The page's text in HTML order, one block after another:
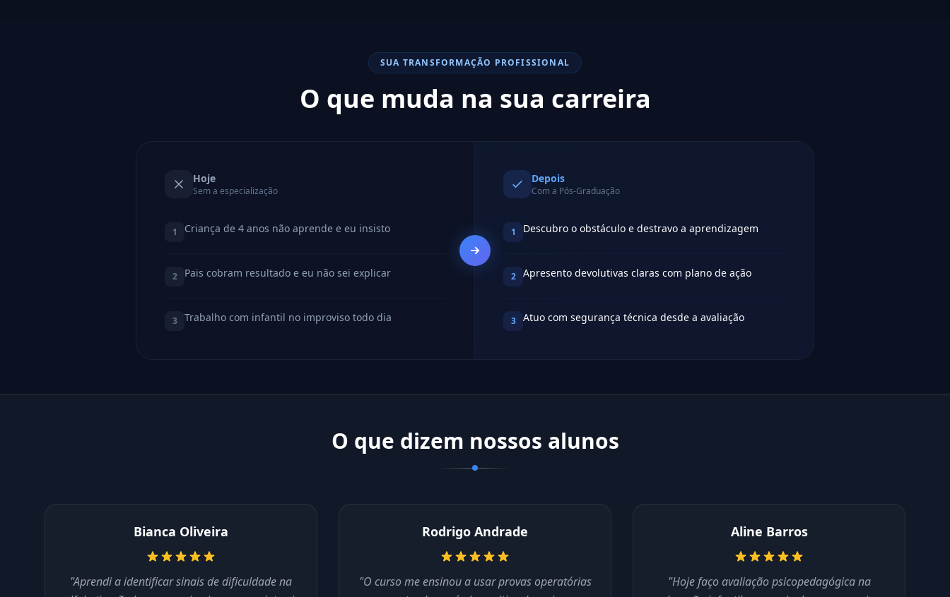
SUA TRANSFORMAÇÃO PROFISSIONAL
O que muda na sua carreira
Hoje
Sem a especialização
1 Criança de 4 anos não aprende e eu insisto
2 Pais cobram resultado e eu não sei explicar
3 Trabalho com infantil no improviso todo dia
Depois
Com a Pós-Graduação
1 Descubro o obstáculo e destravo a aprendizagem
2 Apresento devolutivas claras com plano de ação
3 Atuo com segurança técnica desde a avaliação
O que dizem nossos alunos
Bianca Oliveira
"Aprendi a identificar sinais de dificuldade na
Rodrigo Andrade
"O curso me ensinou a usar provas operatórias
Aline Barros
"Hoje faço avaliação psicopedagógica na